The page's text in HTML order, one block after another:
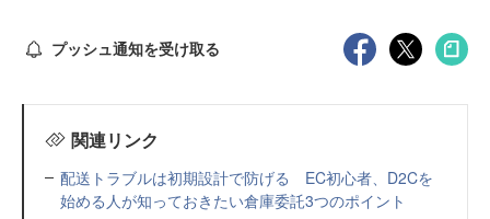
プッシュ通知を受け取る
関連リンク
配送トラブルは初期設計で防げる EC初心者、D2Cを
始める人が知っておきたい倉庫委託3つのポイント